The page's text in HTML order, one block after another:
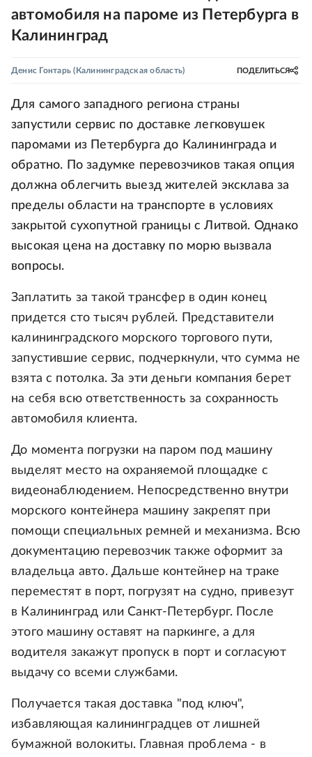
автомобиля на пароме из Петербурга в
Калининград
Денис Гонтарь (Калининградская область) ПОДЕЛИТЬСЯ
Для самого западного региона страны
запустили сервис по доставке легковушек
паромами из Петербурга до Калининграда и
обратно. По задумке перевозчиков такая опция
должна облегчить выезд жителей эксклава за
пределы области на транспорте в условиях
закрытой сухопутной границы с Литвой. Однако
высокая цена на доставку по морю вызвала
вопросы.
Заплатить за такой трансфер в один конец
придется сто тысяч рублей. Представители
калининградского морского торгового пути,
запустившие сервис, подчеркнули, что сумма не
взята с потолка. За эти деньги компания берет
на себя всю ответственность за сохранность
автомобиля клиента.
До момента погрузки на паром под машину
выделят место на охраняемой площадке с
видеонаблюдением. Непосредственно внутри
морского контейнера машину закрепят при
помощи специальных ремней и механизма. Всю
документацию перевозчик также оформит за
владельца авто. Дальше контейнер на траке
переместят в порт, погрузят на судно, привезут
в Калининград или Санкт-Петербург. После
этого машину оставят на паркинге, а для
водителя закажут пропуск в порт и согласуют
выдачу со всеми службами.
Получается такая доставка "под ключ",
избавляющая калининградцев от лишней
бумажной волокиты. Главная проблема - в